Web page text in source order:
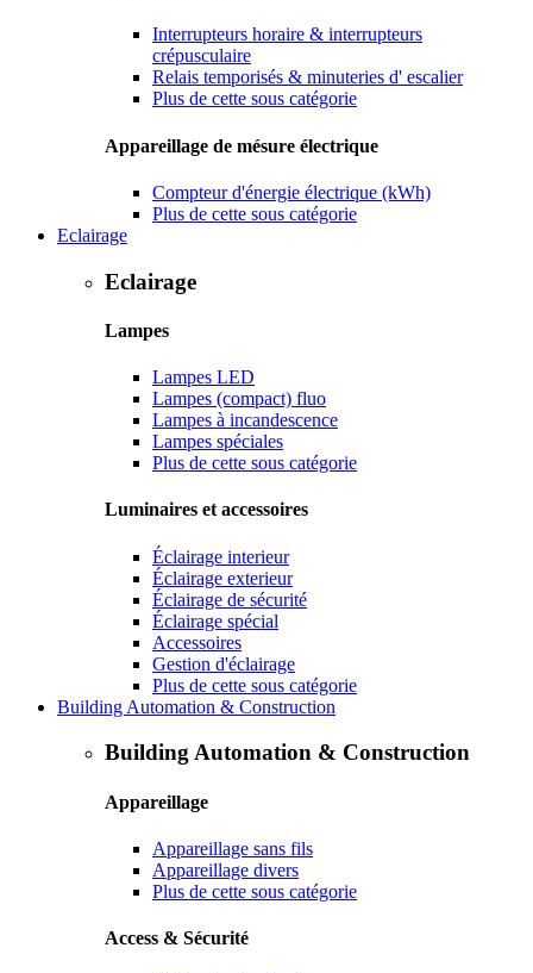
Interrupteurs horaire & interrupteurs
crépusculaire
Relais temporisés & minuteries d' escalier
Plus de cette sous catégorie
Appareillage de mésure électrique
Compteur d'énergie électrique (kWh)
Plus de cette sous catégorie
Eclairage
Eclairage
Lampes
Lampes LED
Lampes (compact) fluo
Lampes à incandescence
Lampes spéciales
Plus de cette sous catégorie
Luminaires et accessoires
Éclairage interieur
Éclairage exterieur
Éclairage de sécurité
Éclairage spécial
Accessoires
Gestion d'éclairage
Plus de cette sous catégorie
Building Automation & Construction
Building Automation & Construction
Appareillage
Appareillage sans fils
Appareillage divers
Plus de cette sous catégorie
Access & Sécurité